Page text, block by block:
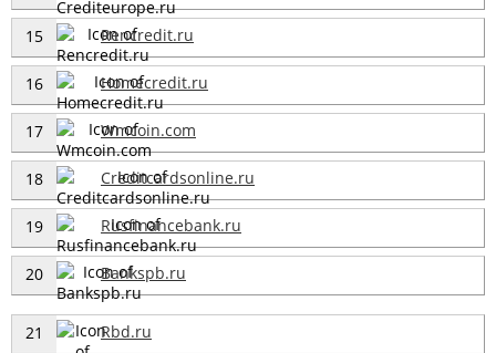
15 Rencredit.ru
16 Homecredit.ru
17 Wmcoin.com
18 Creditcardsonline.ru
19 Rusfinancebank.ru
20 Bankspb.ru
21 Rbd.ru